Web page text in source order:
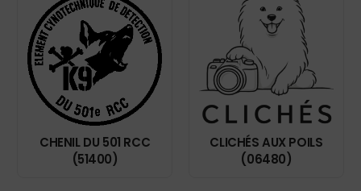
CHENIL DU 501 RCC
(51400)
CLICHÉS AUX POILS
(06480)